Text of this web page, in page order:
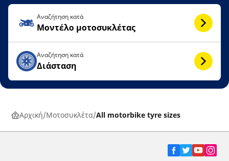
Αναζήτηση κατά
Μοντέλο μοτοσυκλέτας
Αναζήτηση κατά
Διάσταση
Αρχική Μοτοσυκλέτα All motorbike tyre sizes